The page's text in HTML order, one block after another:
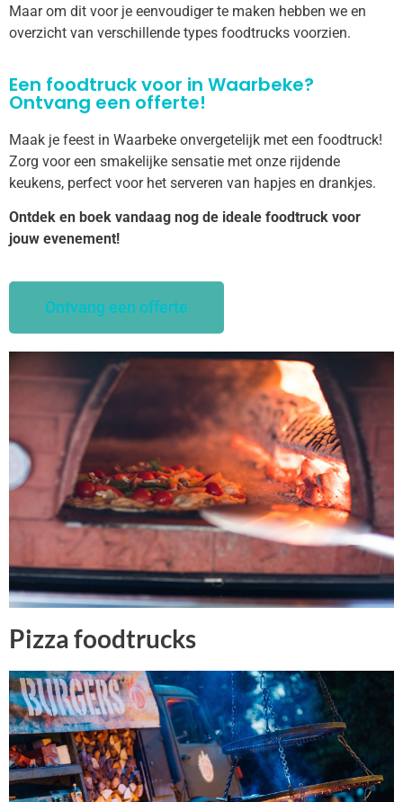
Maar om dit voor je eenvoudiger te maken hebben we en
overzicht van verschillende types foodtrucks voorzien.
Een foodtruck voor in Waarbeke?
Ontvang een offerte!
Maak je feest in Waarbeke onvergetelijk met een foodtruck!
Zorg voor een smakelijke sensatie met onze rijdende
keukens, perfect voor het serveren van hapjes en drankjes.
Ontdek en boek vandaag nog de ideale foodtruck voor
jouw evenement!
Ontvang een offerte
Pizza foodtrucks